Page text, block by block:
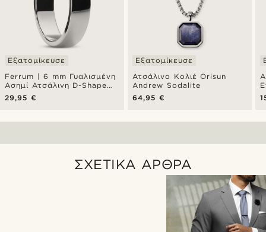
Ferrum | 6 mm Γυαλισμένη
Ασημί Ατσάλινη D-Shape
Βέρα
Εξατομίκευσε
29,95 €
Ατσάλινο Κολιέ Orisun
Andrew Sodalite
Εξατομίκευσε
64,95 €
ΣΧΕΤΙΚΑ ΑΡΘΡΑ